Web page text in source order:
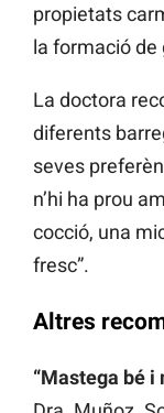
propietats
la formació de
La doctora
diferents
seves
n’hi ha prou
cocció, una
fresc”.
Altres
“Mastega bé i